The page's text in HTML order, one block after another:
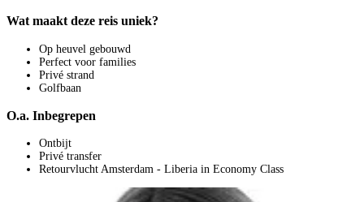
Wat maakt deze reis uniek?
Op heuvel gebouwd
Perfect voor families
Privé strand
Golfbaan
O.a. Inbegrepen
Ontbijt
Privé transfer
Retourvlucht Amsterdam - Liberia in Economy Class